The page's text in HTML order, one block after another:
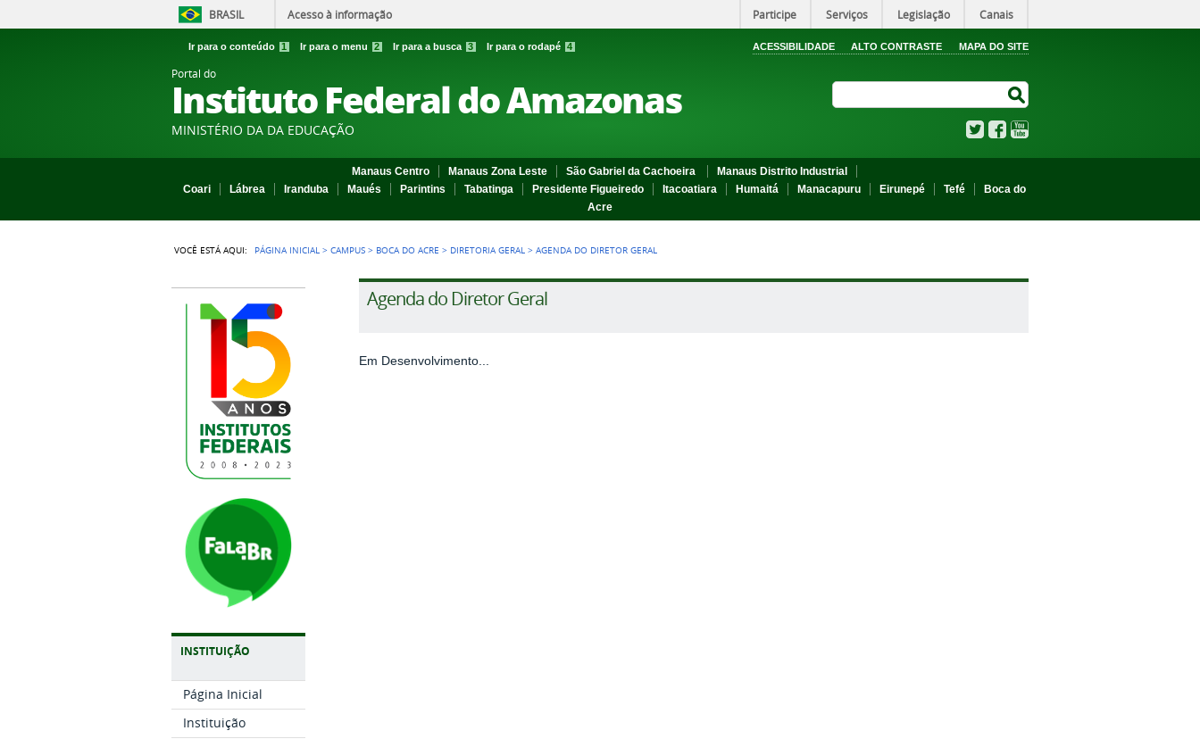
BRASIL Acesso à informação Participe Serviços Legislação Canais
Ir para o conteúdo 1 Ir para o menu 2 Ir para a busca 3 Ir para o rodapé 4 ACESSIBILIDADE ALTO CONTRASTE MAPA DO SITE
Portal do
Instituto Federal do Amazonas
MINISTÉRIO DA DA EDUCAÇÃO TwitterFacebook
Manaus Centro Manaus Zona Leste São Gabriel da Cachoeira
Manaus Distrito Industrial
Coari
Lábrea Iranduba Maués Parintins Tabatinga Presidente Figueiredo Itacoatiara Humaitá Manacapuru Eirunepé Tefé
Boca do
Acre
VOCÊ ESTÁ AQUI: PÁGINA INICIAL >CAMPUS > BOCA DO ACRE > DIRETORIA GERAL >AGENDA DO DIRETOR GERAL
INSTITUIÇÃO
Página Inicial
Instituição
Agenda do Diretor Geral
Em Desenvolvimento...